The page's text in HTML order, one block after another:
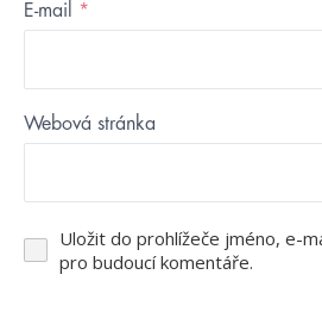
E-mail *
Webová stránka
Uložit do prohlížeče jméno, e-
pro budoucí komentáře.